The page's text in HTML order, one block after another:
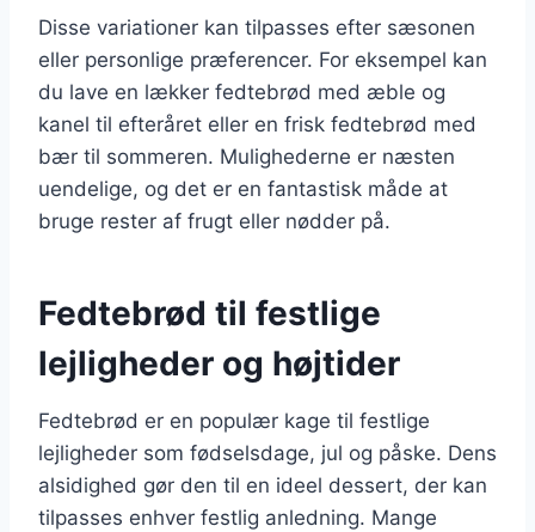
Disse variationer kan tilpasses efter sæsonen
eller personlige præferencer. For eksempel kan
du lave en lækker fedtebrød med æble og
kanel til efteråret eller en frisk fedtebrød med
bær til sommeren. Mulighederne er næsten
uendelige, og det er en fantastisk måde at
bruge rester af frugt eller nødder på.
Fedtebrød til festlige
lejligheder og højtider
Fedtebrød er en populær kage til festlige
lejligheder som fødselsdage, jul og påske. Dens
alsidighed gør den til en ideel dessert, der kan
tilpasses enhver festlig anledning. Mange